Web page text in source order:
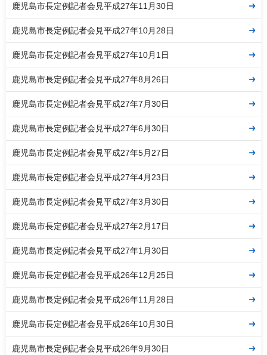
鹿児島市長定例記者会見平成27年11月30日
鹿児島市長定例記者会見平成27年10月28日
鹿児島市長定例記者会見平成27年10月1日
鹿児島市長定例記者会見平成27年8月26日
鹿児島市長定例記者会見平成27年7月30日
鹿児島市長定例記者会見平成27年6月30日
鹿児島市長定例記者会見平成27年5月27日
鹿児島市長定例記者会見平成27年4月23日
鹿児島市長定例記者会見平成27年3月30日
鹿児島市長定例記者会見平成27年2月17日
鹿児島市長定例記者会見平成27年1月30日
鹿児島市長定例記者会見平成26年12月25日
鹿児島市長定例記者会見平成26年11月28日
鹿児島市長定例記者会見平成26年10月30日
鹿児島市長定例記者会見平成26年9月30日